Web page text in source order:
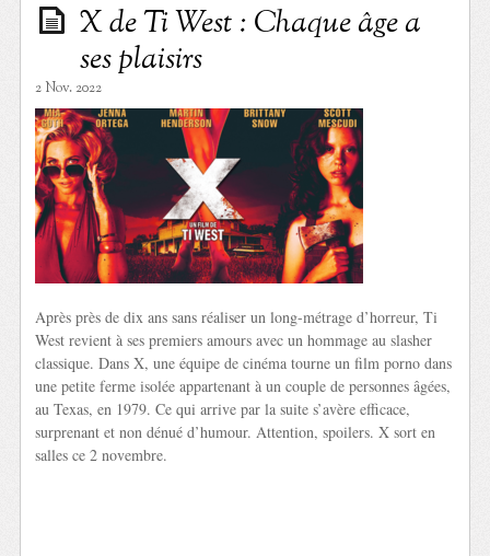
X de Ti West : Chaque âge a
ses plaisirs
2 Nov. 2022
Après près de dix ans sans réaliser un long-métrage d’horreur, Ti
West revient à ses premiers amours avec un hommage au slasher
classique. Dans X, une équipe de cinéma tourne un film porno dans
une petite ferme isolée appartenant à un couple de personnes âgées,
au Texas, en 1979. Ce qui arrive par la suite s’avère efficace,
surprenant et non dénué d’humour. Attention, spoilers. X sort en
salles ce 2 novembre.